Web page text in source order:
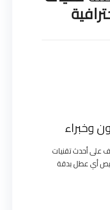
وخبراء
على أحدث تقنيات
أي عطل بدقة